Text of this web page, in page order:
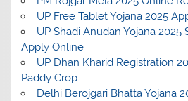
UP Free Tablet Yojana 2025
UP Shadi Anudan Yojana 2025
Apply Online
UP Dhan Kharid Registration
Paddy Crop
Delhi Berojgari Bhatta Yojana